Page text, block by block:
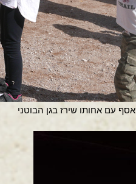
אסף עם אחותו שירז בגן הבוטני